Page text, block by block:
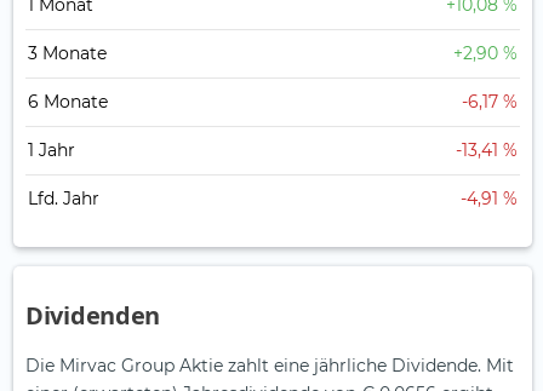
1 Monat +10,08 %
3 Monate +2,90 %
6 Monate -6,17 %
1 Jahr -13,41 %
Lfd. Jahr -4,91 %
Dividenden
Die Mirvac Group Aktie zahlt eine jährliche Dividende. Mit